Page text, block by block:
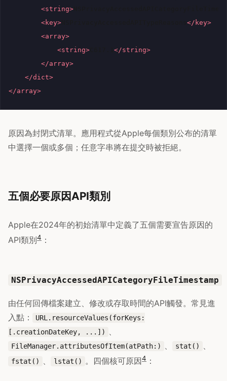
<string>
<key>
</key>
<array>
<string>
</string>
</array>
</dict>
</array>
原因為封閉式清單。應用程式從Apple每個類別公布的清單
中選擇一個或多個；任意字串將在提交時被拒絕。
五個必要原因API類別
Apple在2024年的初始清單中定義了五個需要宣告原因的
API類別4 ：
NSPrivacyAccessedAPICategoryFileTimestamp
由任何回傳檔案建立、修改或存取時間的API觸發。常見進
入點：
URL.resourceValues(forKeys:
[.creationDateKey, ...])
FileManager.attributesOfItem(atPath:) stat()
fstat() lstat() 。四個核可原因4 ：